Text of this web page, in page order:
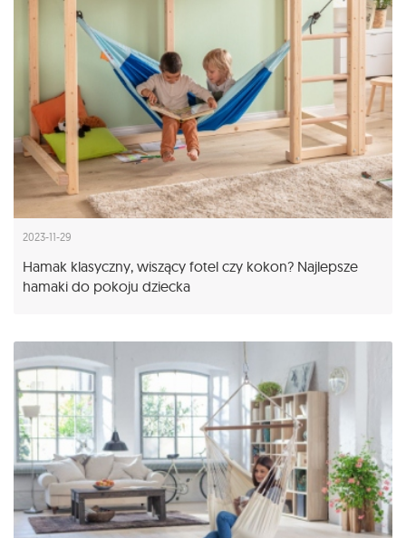
2023-11-29
Hamak klasyczny, wiszący fotel czy kokon? Najlepsze
hamaki do pokoju dziecka